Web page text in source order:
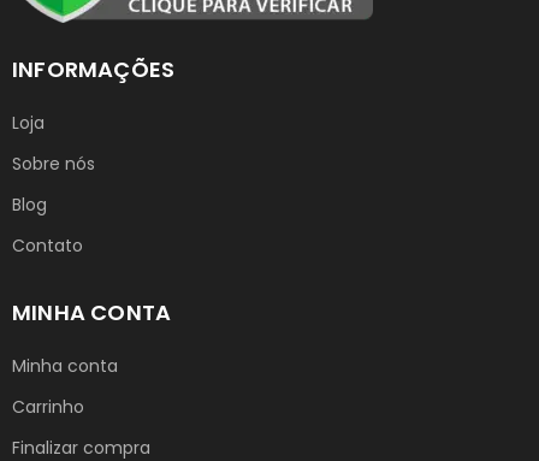
INFORMAÇÕES
Loja
Sobre nós
Blog
Contato
MINHA CONTA
Minha conta
Carrinho
Finalizar compra